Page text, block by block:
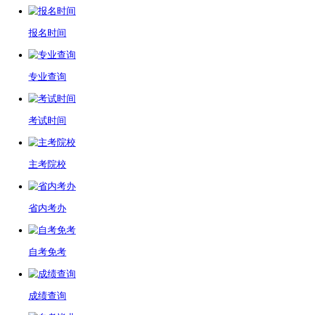
报名时间
专业查询
考试时间
主考院校
省内考办
自考免考
成绩查询